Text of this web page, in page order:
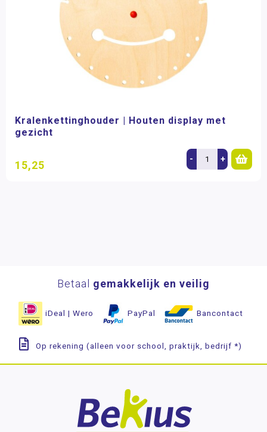
Kralenkettinghouder | Houten display met
gezicht
15,25 - +
Betaal gemakkelijk en veilig
iDeal | Wero PayPal Bancontact
Op rekening (alleen voor school, praktijk, bedrijf *)